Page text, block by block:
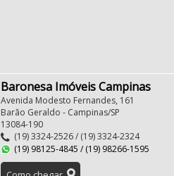
Baronesa Imóveis Campinas
Avenida Modesto Fernandes, 161
Barão Geraldo - Campinas/SP
13084-190
(19) 3324-2526 / (19) 3324-2324
(19) 98125-4845 / (19) 98266-1595